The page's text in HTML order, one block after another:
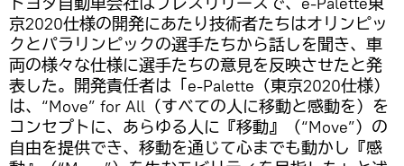
京2020仕様の開発にあたり技術者たちはオリンピッ
クとパラリンピックの選手たちから話しを聞き、車
両の様々な仕様に選手たちの意見を反映させたと発
表した。開発責任者は「e-Palette（東京2020仕様）
は、“Move” for All（すべての人に移動と感動を）を
コンセプトに、あらゆる人に『移動』（“Move”）の
自由を提供でき、移動を通じて心までも動かし『感